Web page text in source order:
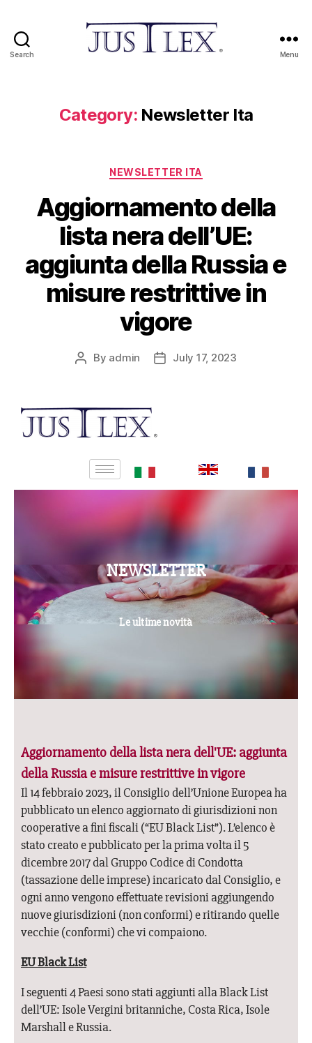
Search Menu
Category: Newsletter Ita
NEWSLETTER ITA
Aggiornamento della
lista nera dell’UE:
aggiunta della Russia e
misure restrittive in
vigore
By admin July 17, 2023
NEWSLETTER
Le ultime novità
Aggiornamento della lista nera dell'UE: aggiunta
della Russia e misure restrittive in vigore
Il 14 febbraio 2023, il Consiglio dell’Unione Europea ha
pubblicato un elenco aggiornato di giurisdizioni non
cooperative a fini fiscali (“EU Black List”). L’elenco è
stato creato e pubblicato per la prima volta il 5
dicembre 2017 dal Gruppo Codice di Condotta
(tassazione delle imprese) incaricato dal Consiglio, e
ogni anno vengono effettuate revisioni aggiungendo
nuove giurisdizioni (non conformi) e ritirando quelle
vecchie (conformi) che vi compaiono.
EU Black List
I seguenti 4 Paesi sono stati aggiunti alla Black List
dell’UE: Isole Vergini britanniche, Costa Rica, Isole
Marshall e Russia.